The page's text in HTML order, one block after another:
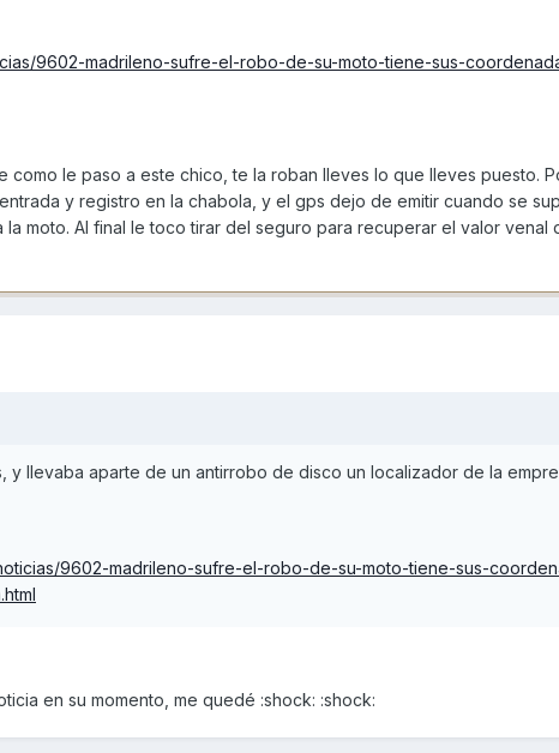
9602-madrileno-sufre-el-robo-de-su-moto-tiene-sus-
como le paso a este chico, te la roban lleves lo que lleves puesto.
y registro en la chabola, y el gps dejo de emitir cuando se
moto. Al final le toco tirar del seguro para recuperar el valor venal
y llevaba aparte de un antirrobo de disco un localizador de la
9602-madrileno-sufre-el-robo-de-su-moto-tiene-sus-
en su momento, me quedé :shock: :shock: